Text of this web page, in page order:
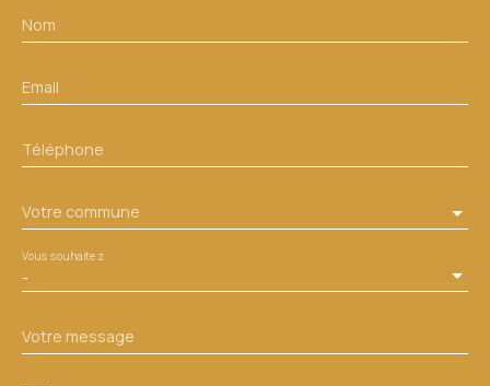
Nom
Email
Téléphone
Votre commune
-
Vous souhaitez
Votre message